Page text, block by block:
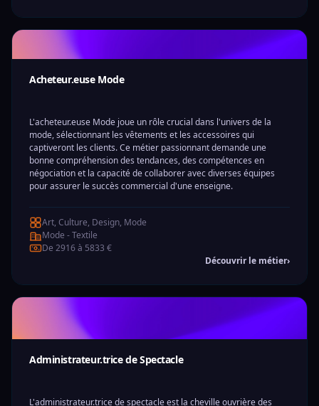
Acheteur.euse Mode
L'acheteur.euse Mode joue un rôle crucial dans l'univers de la
mode, sélectionnant les vêtements et les accessoires qui
captiveront les clients. Ce métier passionnant demande une
bonne compréhension des tendances, des compétences en
négociation et la capacité de collaborer avec diverses équipes
pour assurer le succès commercial d'une enseigne.
Art, Culture, Design, Mode
Mode - Textile
De 2916 à 5833 €
Découvrir le métier›
Administrateur.trice de Spectacle
L'administrateur.trice de spectacle est la cheville ouvrière des